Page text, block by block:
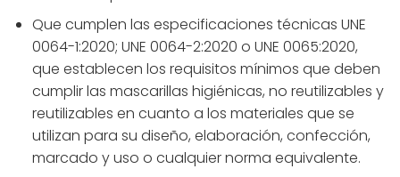
Que cumplen las especificaciones técnicas UNE
0064-1:2020; UNE 0064-2:2020 o UNE 0065:2020,
que establecen los requisitos mínimos que deben
cumplir las mascarillas higiénicas, no reutilizables y
reutilizables en cuanto a los materiales que se
utilizan para su diseño, elaboración, confección,
marcado y uso o cualquier norma equivalente.